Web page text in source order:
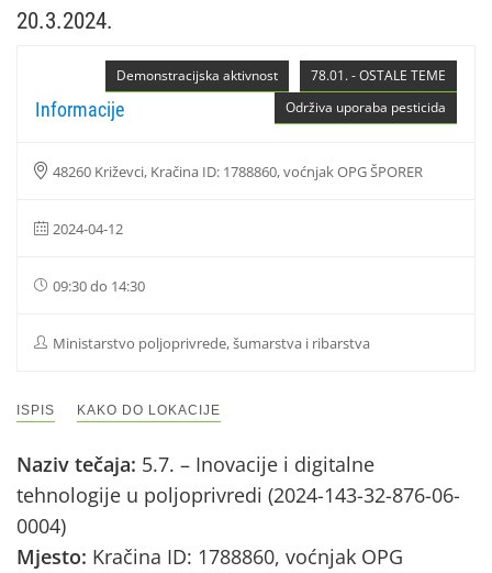
20.3.2024.
78.01. - OSTALE TEME
Demonstracijska aktivnost
Održiva uporaba pesticida
Informacije
48260 Križevci, Kračina ID: 1788860, voćnjak OPG ŠPORER
2024-04-12
09:30 do 14:30
Ministarstvo poljoprivrede, šumarstva i ribarstva
ISPIS KAKO DO LOKACIJE
Naziv tečaja: 5.7. – Inovacije i digitalne
tehnologije u poljoprivredi (2024-143-32-876-06-
0004)
Mjesto: Kračina ID: 1788860, voćnjak OPG